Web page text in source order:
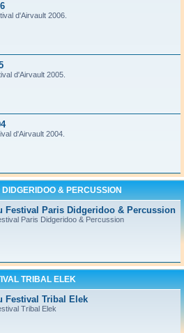
d'Airvault 2006.
d'Airvault 2005.
d'Airvault 2004.
DIDGERIDOO & PERCUSSION
Festival Paris Didgeridoo & Percussion
Paris Didgeridoo & Percussion
TRIBAL ELEK
Festival Tribal Elek
Tribal Elek